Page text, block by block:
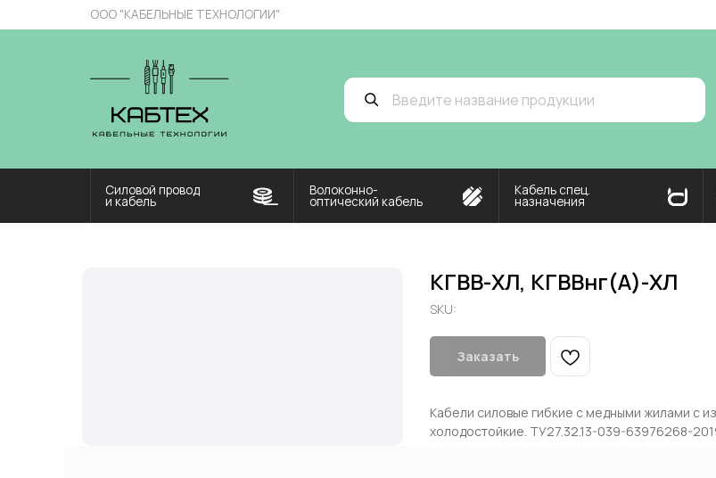
ООО "КАБЕЛЬНЫЕ ТЕХНОЛОГИИ"
Введите название продукции
Силовой провод Волоконно- Кабель спец. Решения для
КГВВ-ХЛ, КГВВнг(А)-ХЛ
SKU:
Заказать
Кабели силовые гибкие с медными жилами с
холодостойкие. ТУ27.32.13-039-63976268-